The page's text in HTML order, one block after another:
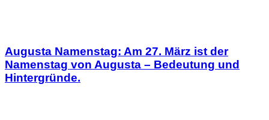
Augusta Namenstag: Am 27. März ist der
Namenstag von Augusta – Bedeutung und
Hintergründe.